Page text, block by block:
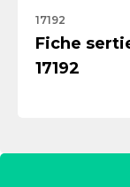
17192
Fiche
17192